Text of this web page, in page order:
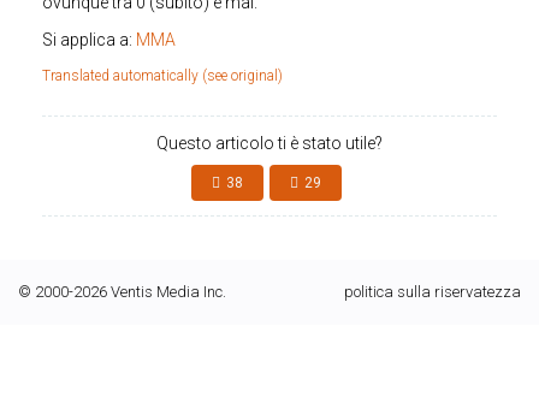
Si applica a: MMA
Translated automatically (see original)
Questo articolo ti è stato utile?
38 29
© 2000-2026 Ventis Media Inc. politica sulla riservatezza